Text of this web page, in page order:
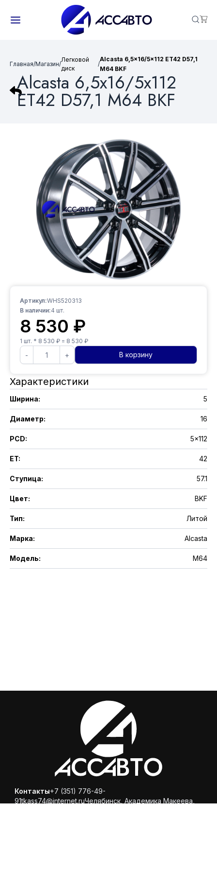
Главная/Магазин/
Легковой
диск
/
Alcasta 6,5x16/5x112 ET42 D57,1
M64 BKF
Alcasta 6,5x16/5x112
ET42 D57,1 M64 BKF
Характеристики
Ширина: 5
Диаметр: 16
PCD: 5x112
ET: 42
Ступица: 57.1
Цвет: BKF
Тип: Литой
Марка: Alcasta
Модель: M64
Артикул:WHS520313
В наличии:4 шт.
8 530 ₽
1 шт. * 8 530 ₽ = 8 530 ₽
- + В корзину
Контакты+7 (351) 776-49-
91tkass74@internet.ruЧелябинск, ​Академика Макеева,